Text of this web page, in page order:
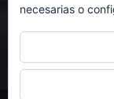
necesarias o